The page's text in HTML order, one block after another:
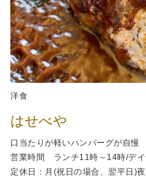
洋食
はせべや
口当たりが軽いハンバーグが自慢
営業時間 ランチ11時～14時/デイ
定休日：月(祝日の場合、翌平日)